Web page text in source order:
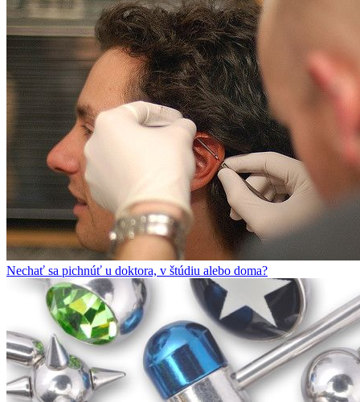
Nechať sa pichnúť u doktora, v štúdiu alebo doma?